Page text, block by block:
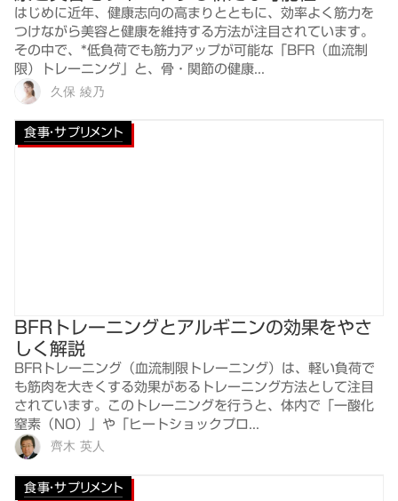
はじめに近年、健康志向の高まりとともに、効率よく筋力を
つけながら美容と健康を維持する方法が注目されています。
その中で、*低負荷でも筋力アップが可能な「BFR（血流制
限）トレーニング」と、骨・関節の健康...
久保 綾乃
食事・サプリメント
BFRトレーニングとアルギニンの効果をやさ
しく解説
BFRトレーニング（血流制限トレーニング）は、軽い負荷で
も筋肉を大きくする効果があるトレーニング方法として注目
されています。このトレーニングを行うと、体内で「一酸化
窒素（NO）」や「ヒートショックプロ...
齊木 英人
食事・サプリメント